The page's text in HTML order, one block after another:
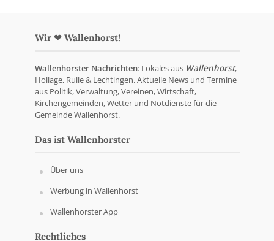
Wir ❤ Wallenhorst!
Wallenhorster Nachrichten: Lokales aus Wallenhorst,
Hollage, Rulle & Lechtingen. Aktuelle News und Termine
aus Politik, Verwaltung, Vereinen, Wirtschaft,
Kirchengemeinden, Wetter und Notdienste für die
Gemeinde Wallenhorst.
Das ist Wallenhorster
Über uns
Werbung in Wallenhorst
Wallenhorster App
Rechtliches